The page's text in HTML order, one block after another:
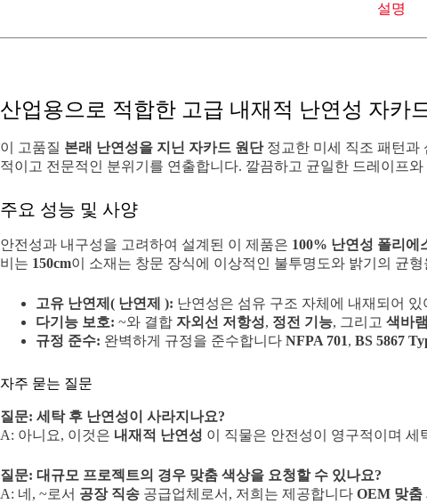
설명
산업용으로 적합한 고급 내재적 난연성 자카
이 고품질 본래 난연성을 지닌 자카드 원단정교한 미세 직조 패턴과
적이고 전문적인 분위기를 연출합니다. 깔끔하고 균일한 드레이프
주요 성능 및 사양
안전성과 내구성을 고려하여 설계된 이 제품은 100% 난연성 폴리에
비는 150cm이 소재는 창문 장식에 이상적인 불투명도와 밝기의 균
고유 난연제( 난연제 ): 난연성은 섬유 구조 자체에 내재되어
다기능 보호: ~와 결합 자외선 저항성, 정전 기능, 그리고 색바
규정 준수: 완벽하게 규정을 준수합니다 NFPA 701, BS 5867
자주 묻는 질문
질문: 세탁 후 난연성이 사라지나요?
A: 아니요, 이것은 내재적 난연성 이 직물은 안전성이 영구적이며
질문: 대규모 프로젝트의 경우 맞춤 색상을 요청할 수 있나요?
A: 네, ~로서 공장 직송 공급업체로서, 저희는 제공합니다 OEM 맞춤